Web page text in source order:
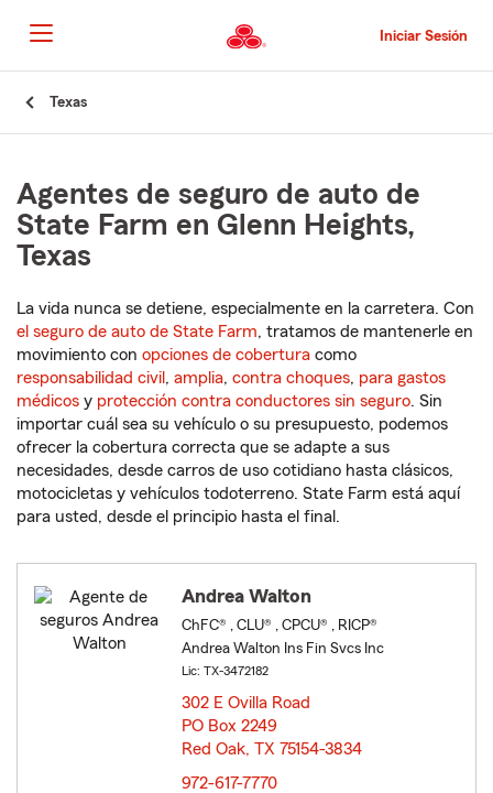
al
contenido
principal
Iniciar Sesión
Texas
Agentes de seguro de auto de
State Farm en Glenn Heights,
Texas
La vida nunca se detiene, especialmente en la carretera. Con
el seguro de auto de State Farm, tratamos de mantenerle en
movimiento con opciones de cobertura como
responsabilidad civil , amplia, contra choques, para gastos
médicos y protección contra conductores sin seguro. Sin
importar cuál sea su vehículo o su presupuesto, podemos
ofrecer la cobertura correcta que se adapte a sus
necesidades, desde carros de uso cotidiano hasta clásicos,
motocicletas y vehículos todoterreno. State Farm está aquí
para usted, desde el principio hasta el final.
Andrea Walton
ChFC® , CLU® , CPCU® , RICP®
Andrea Walton Ins Fin Svcs Inc
Lic: TX-3472182
302 E Ovilla Road
PO Box 2249
Red Oak, TX 75154-3834
972-617-7770